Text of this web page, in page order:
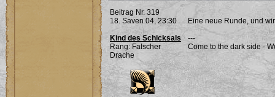
Beitrag Nr. 319
18. Saven 04, 23:30
Kind des Schicksals
Rang: Falscher
Drache
Eine neue Runde, und
---
Come to the dark side -